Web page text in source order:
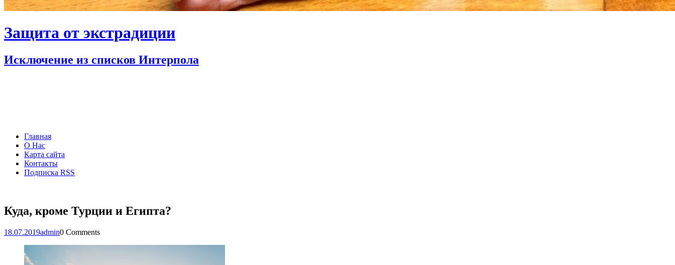
Защита от экстрадиции
Исключение из списков Интерпола
Главная
О Нас
Карта сайта
Контакты
Подписка RSS
Куда, кроме Турции и Египта?
18.07.2019admin0 Comments